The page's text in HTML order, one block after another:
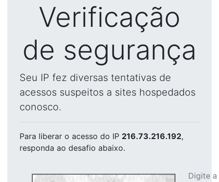
Verificação
de segurança
Seu IP fez diversas tentativas de
acessos suspeitos a sites hospedados
conosco.
Para liberar o acesso do IP 216.73.216.192,
responda ao desafio abaixo.
Digite